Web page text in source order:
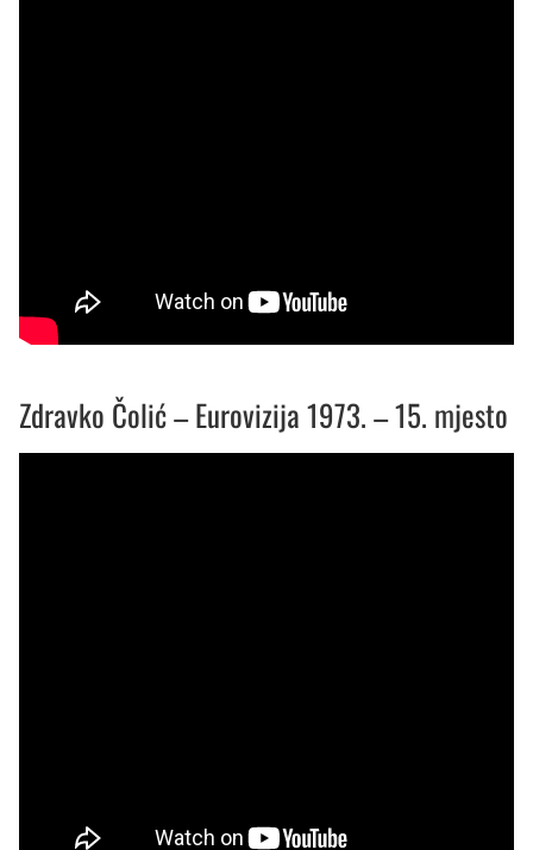
Zdravko Čolić – Eurovizija 1973. – 15. mjesto